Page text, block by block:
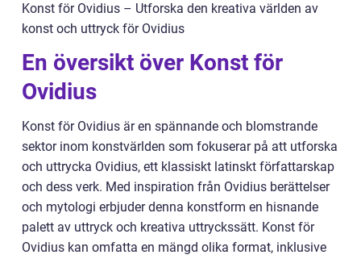
Konst för Ovidius – Utforska den kreativa världen av
konst och uttryck för Ovidius
En översikt över Konst för
Ovidius
Konst för Ovidius är en spännande och blomstrande
sektor inom konstvärlden som fokuserar på att utforska
och uttrycka Ovidius, ett klassiskt latinskt författarskap
och dess verk. Med inspiration från Ovidius berättelser
och mytologi erbjuder denna konstform en hisnande
palett av uttryck och kreativa uttryckssätt. Konst för
Ovidius kan omfatta en mängd olika format, inklusive